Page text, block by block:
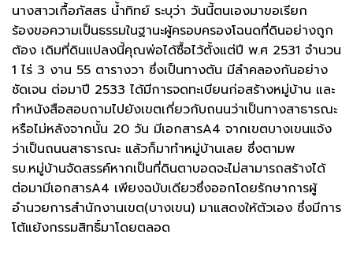
นางสาวเกื้อภัสสร น้ำทิทย์ ระบุว่า วันนี้ตนเองมาขอเรียก
ร้องขอความเป็นธรรมในฐานะผู้ครอบครองโฉนดที่ดินอย่างถูก
ต้อง เดิมที่ดินแปลงนี้คุณพ่อได้ซื้อไว้ตั้งแต่ปี พ.ศ 2531 จำนวน
1 ไร่ 3 งาน 55 ตารางวา ซึ่งเป็นทางตัน มีลำคลองกันอย่าง
ชัดเจน ต่อมาปี 2533 ได้มีการจดทะเบียนก่อสร้างหมู่บ้าน และ
ทำหนังสือสอบถามไปยังเขตเกี่ยวกับถนนว่าเป็นทางสาธารณะ
หรือไม่หลังจากนั้น 20 วัน มีเอกสารA4 จากเขตบางเขนแจ้ง
ว่าเป็นถนนสาธารณะ แล้วก็มาทำหมู่บ้านเลย ซึ่งตามพ
รบ.หมู่บ้านจัดสรรค์หากเป็นที่ดินตาบอดจะไม่สามารถสร้างได้
ต่อมามีเอกสารA4 เพียงฉบับเดียวซึ่งออกโดยรักษาการผู้
อำนวยการสำนักงานเขต(บางเขน) มาแสดงให้ตัวเอง ซึ่งมีการ
โต้แย้งกรรมสิทธิ์มาโดยตลอด